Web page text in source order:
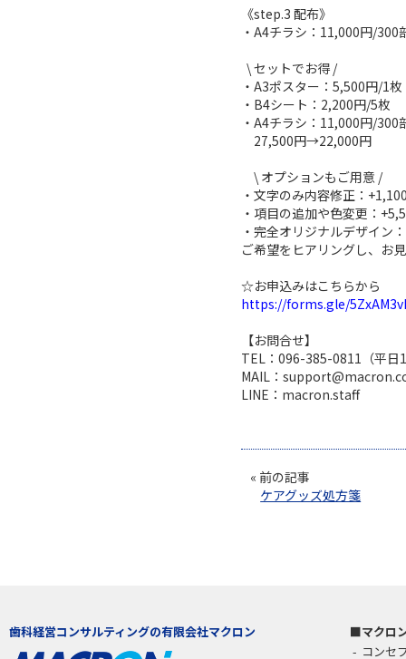
《step.3 配布》
・A4チラシ：11,000円/300
  \ セットでお得 /
・A3ポスター：5,500円/1枚
・B4シート：2,200円/5枚
・A4チラシ：11,000円/300
27,500円→22,000円
\ オプションもご用意 /
・文字のみ内容修正：
・項目の追加や色変更：
・完全オリジナルデザイン
ご希望をヒアリングし、お
https://forms.gle/
【お問合せ】
TEL：096-385-0811（平日
MAIL：
« 前の記事
ケアグッズ処方箋
歯科経営コンサルティングの有限会社マクロン
マクロ
コンセ